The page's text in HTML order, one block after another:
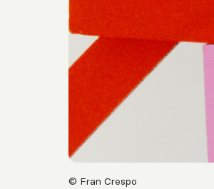
© Fran Crespo